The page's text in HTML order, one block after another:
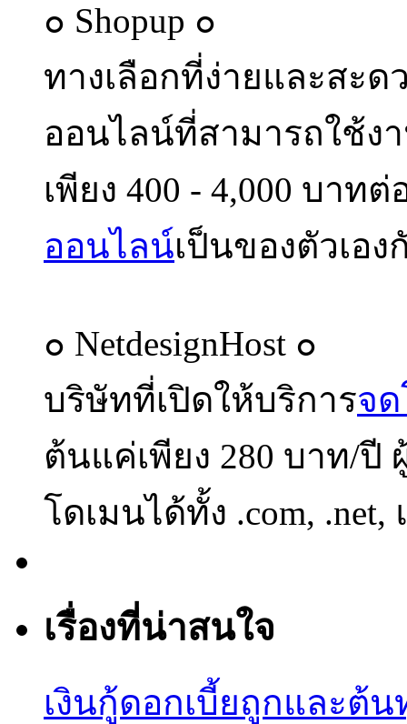
๐ Shopup ๐
ทางเลือกที่ง่ายและสะ
ออนไลน์ที่สามารถใช้ง
เพียง 400 - 4,000 บาท
ออนไลน์เป็นของตัวเอ
๐ NetdesignHost ๐
บริษัทที่เปิดให้บริการจ
ต้นแค่เพียง 280 บาท/ปี
โดเมนได้ทั้ง .com,
เรื่องที่น่าสนใจ
เงินกู้ดอกเบี้ยถูกและต้